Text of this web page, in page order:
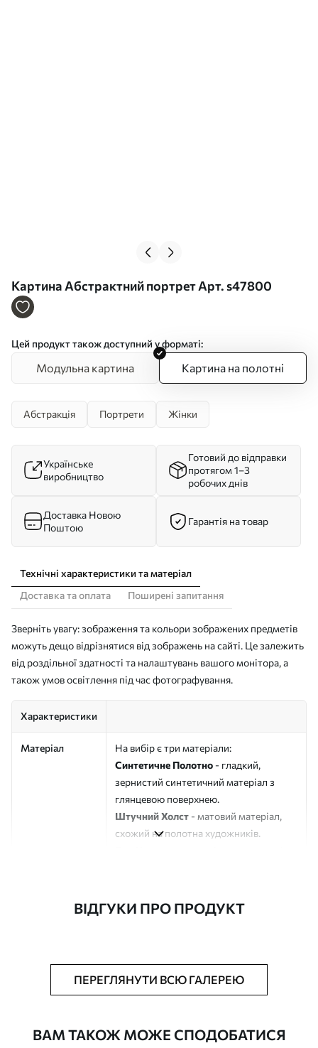
Картина Абстрактний портрет Арт. s47800
Цей продукт також доступний у форматі:
Модульна картина Картина на полотні
Абстракція Портрети Жінки
Українське
виробництво
Готовий до відправки
протягом 1–3
робочих днів
Доставка Новою
Поштою
Гарантія на товар
Технічні характеристики та матеріал
Доставка та оплата
Поширені запитання
Зверніть увагу: зображення та кольори зображених предметів
можуть дещо відрізнятися від зображень на сайті. Це залежить
від роздільної здатності та налаштувань вашого монітора, а
також умов освітлення під час фотографування.
Характеристики
Матеріал
На вибір є три матеріали:
Синтетичне Полотно - гладкий,
зернистий синтетичний матеріал з
глянцевою поверхнею.
Штучний Холст - матовий матеріал,
схожий на полотна художників.
Додатково Можна додати лакове покриття.
ВІДГУКИ ПРО ПРОДУКТ
ПЕРЕГЛЯНУТИ ВСЮ ГАЛЕРЕЮ
ВАМ ТАКОЖ МОЖЕ СПОДОБАТИСЯ